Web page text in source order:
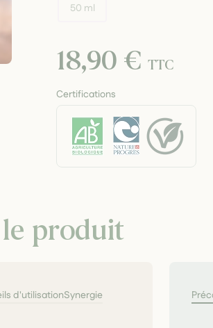
50 ml
18,90 € TTC
Certifications
produit
d'utilisationSynergie